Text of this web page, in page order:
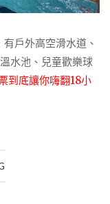
戶外高空滑水道、
水池、兒童歡樂球
到底讓你嗨翻18小